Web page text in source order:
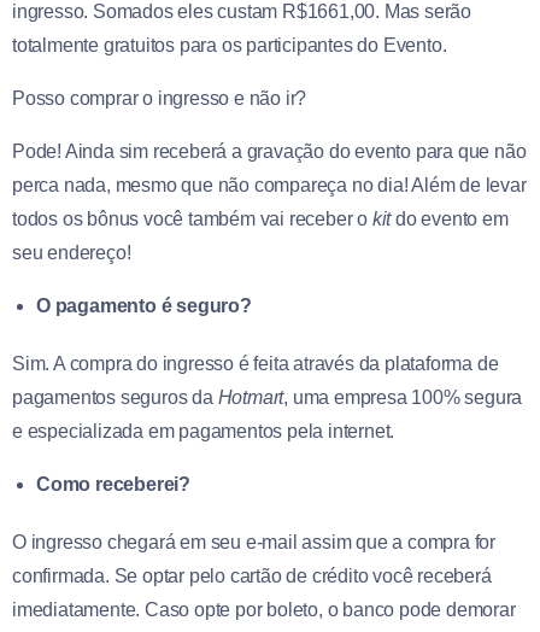
ingresso. Somados eles custam R$1661,00. Mas serão
totalmente gratuitos para os participantes do Evento.
Posso comprar o ingresso e não ir?
Pode! Ainda sim receberá a gravação do evento para que não
perca nada, mesmo que não compareça no dia! Além de levar
todos os bônus você também vai receber o kitdo evento em
seu endereço!
O pagamento é seguro?
Sim. A compra do ingresso é feita através da plataforma de
pagamentos seguros da Hotmart, uma empresa 100% segura
e especializada em pagamentos pela internet.
Como receberei?
O ingresso chegará em seu e-mail assim que a compra for
confirmada. Se optar pelo cartão de crédito você receberá
imediatamente. Caso opte por boleto, o banco pode demorar